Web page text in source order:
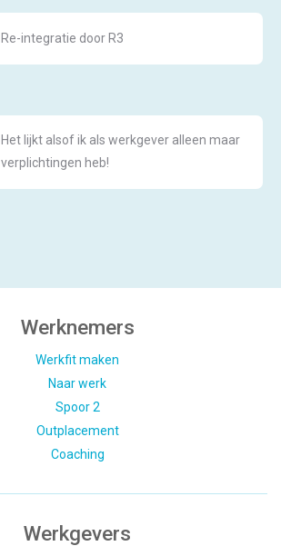
Re-integratie door R3
Het lijkt alsof ik als werkgever alleen maar
verplichtingen heb!
Werknemers
Werkfit maken
Naar werk
Spoor 2
Outplacement
Coaching
Werkgevers